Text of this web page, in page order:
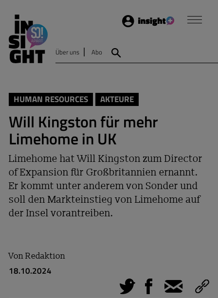
Login
Über uns Abo
HUMAN RESOURCES AKTEURE
Will Kingston für mehr
Limehome in UK
Limehome hat Will Kingston zum Director
of Expansion für Großbritannien ernannt.
Er kommt unter anderem von Sonder und
soll den Markteinstieg von Limehome auf
der Insel vorantreiben.
VonRedaktion
18.10.2024
Tweet Facebook
E-Mail